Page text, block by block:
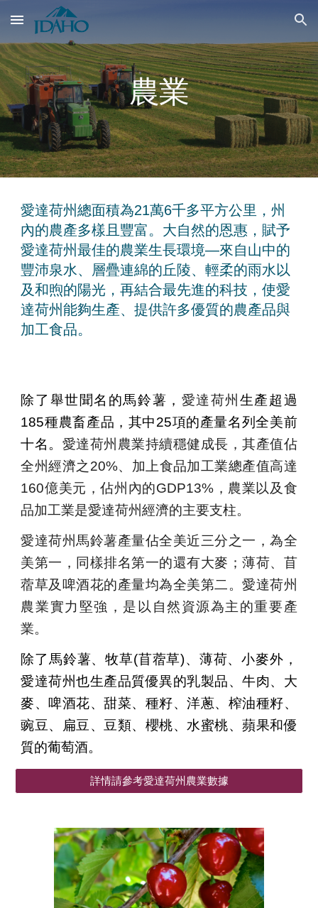
Skip to main content Skip to navigation
農業
愛達荷州總面積為21萬6千多平方公里，州
內的農產多樣且豐富。大自然的恩惠，賦予
愛達荷州最佳的農業生長環境—來自山中的
豐沛泉水、層疊連綿的丘陵、輕柔的雨水以
及和煦的陽光，再結合最先進的科技，使愛
達荷州能夠生產、提供許多優質的農產品與
加工食品。
除了舉世聞名的馬鈴薯， 愛達荷州 生產超過
185種農畜產品，其中25項的產量名列全美前
十名。 愛達荷州農業持續穩健成長，其產值佔
全州經濟之20%、加上食品加工業總產值高達
160億美元，佔州內的GDP13%，農業以及食
品加工業是愛達荷州經濟的主要支柱。
愛達荷州馬鈴薯產量佔全美近三分之一，為全
美第一，同樣排名第一的還有大麥； 薄荷、 苜
蓿草及啤酒花的產量均為全美第二。愛達荷州
農業實力堅強，是以自然資源為主的重要產
業。
除了馬鈴薯、牧草(苜蓿草)、薄荷、小麥外，
愛達荷州也生產品質優異的乳製品、牛肉、大
麥、啤酒花、甜菜、種籽、洋蔥、榨油種籽、
豌豆、扁豆、豆類、櫻桃、水蜜桃、蘋果和優
質的葡萄酒。
詳情請參考愛達荷州農業數據